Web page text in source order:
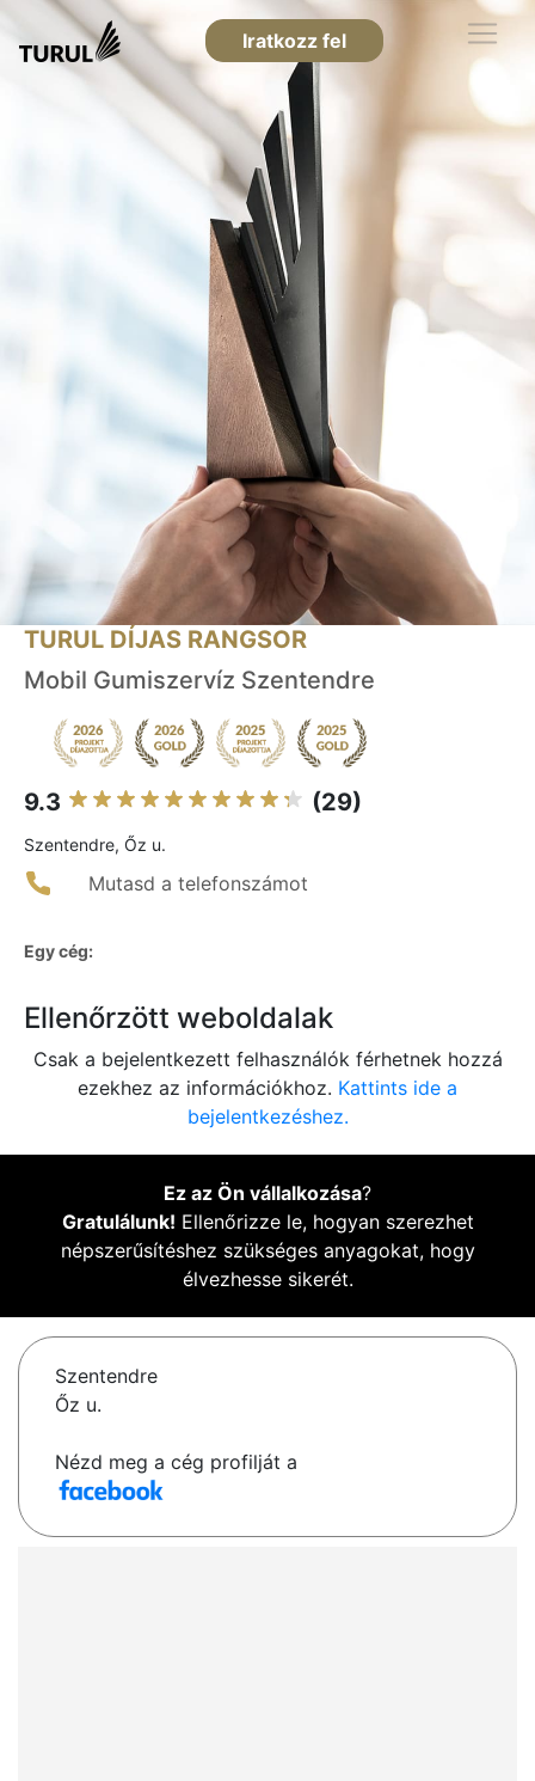
Iratkozz fel
TURUL DÍJAS RANGSOR
Mobil Gumiszervíz Szentendre
9.3 (29)
Szentendre, Őz u.
Mutasd a telefonszámot
Egy cég:
Ellenőrzött weboldalak
Csak a bejelentkezett felhasználók férhetnek hozzá
ezekhez az információkhoz. Kattints ide a
bejelentkezéshez.
Ez az Ön vállalkozása?
Gratulálunk! Ellenőrizze le, hogyan szerezhet
népszerűsítéshez szükséges anyagokat, hogy
élvezhesse sikerét.
Szentendre
Őz u.
Nézd meg a cég profilját a